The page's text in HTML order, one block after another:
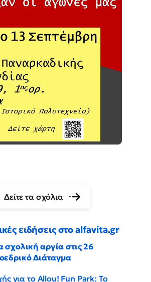
Δείτε τα σχόλια
ειδήσεις στο alfavita.gr
σχολική αργία στις 26
Διάταγμα
για το Allou! Fun Park: Το